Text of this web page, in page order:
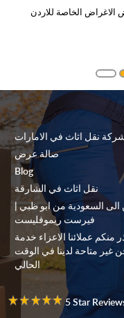
وارسلت بعض الاغراض الخاصة للاردن
نقل اثاث في الامارات
صالة عرض
Blog
نقل اثاث في الشارقة
السعودية من ابو ظبي |
فيرست ريموفليست
منكم عملائنا الاعزاء خدمة
غير متاحة لدينا في الوقت
الحالي
5 Star